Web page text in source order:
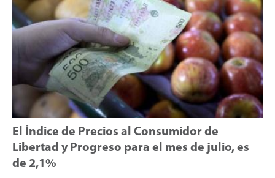
El Índice de Precios al Consumidor de
Libertad y Progreso para el mes de julio, es
de 2,1%